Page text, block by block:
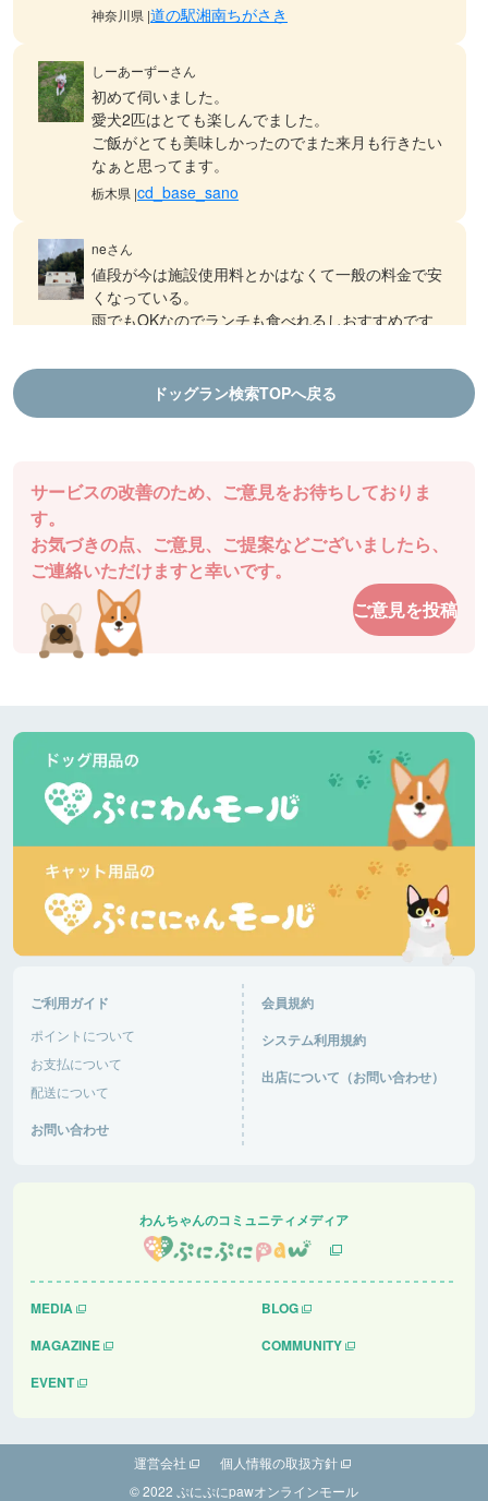
神奈川県 |道の駅湘南ちがさき
しーあーずーさん
初めて伺いました。
愛犬2匹はとても楽しんでました。
ご飯がとても美味しかったのでまた来月も行きたい
なぁと思ってます。
栃木県 |cd_base_sano
neさん
値段が今は施設使用料とかはなくて一般の料金で安
くなっている。
雨でもOKなのでランチも食べれるしおすすめです
徳島県 |ドッグランDOGFIELD
チャッピーさん
駐車場も近くてとても使いやすいです。
香川県 |ドッグガーデン・イオンモール高松
す。きっと混みます。ピーク外したいですね。
神奈川県 |
あるパパさん
日差しが陰ると肌寒いです。柴犬多いです。ランチ
して帰ります。🐶がはしゃいで嬉しいです。
神奈川県 | 富士芦ノ湖パノラマパーク
おと音々さん
今日は日中からにぎわっていて、犬達は楽しくお友
達作り、追いかけっこ楽しんでいました。さすがG
Wで混み混み！車の出入りが大変そうだった！
道の駅あがつま峡
今日は日中からにぎわっていて、犬達は楽しくお友
快適で過ごしやすい
ケンジーの森ドッグラン＆キャンプ場
ドッグラン検索TOPへ戻る
サービスの改善のため、ご意見をお待ちしておりま
す。
お気づきの点、ご意見、ご提案などございましたら、
ご連絡いただけますと幸いです。
ご意見を投稿
ご利用ガイド
ポイントについて
お支払について
配送について
お問い合わせ
会員規約
システム利用規約
出店について（お問い合わせ）
わんちゃんのコミュニティメディア
MEDIA
BLOG
MAGAZINE
COMMUNITY
EVENT
運営会社
個人情報の取扱方針
© 2022 ぷにぷにpawオンラインモール